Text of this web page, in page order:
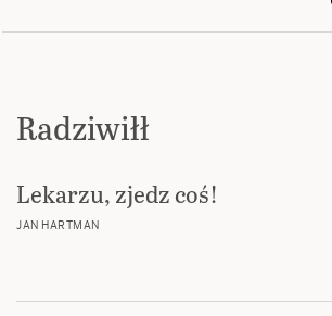
Radziwiłł
Lekarzu, zjedz coś!
JAN HARTMAN